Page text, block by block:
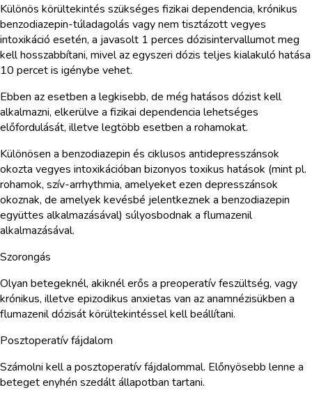
Különös körültekintés szükséges fizikai dependencia, krónikus
benzodiazepin-túladagolás vagy nem tisztázott vegyes
intoxikáció esetén, a javasolt 1 perces dózisintervallumot meg
kell hosszabbítani, mivel az egyszeri dózis teljes kialakuló hatása
10 percet is igénybe vehet.
Ebben az esetben a legkisebb, de még hatásos dózist kell
alkalmazni, elkerülve a fizikai dependencia lehetséges
előfordulását, illetve legtöbb esetben a rohamokat.
Különösen a benzodiazepin és ciklusos antidepresszánsok
okozta vegyes intoxikációban bizonyos toxikus hatások (mint pl.
rohamok, szív-arrhythmia, amelyeket ezen depresszánsok
okoznak, de amelyek kevésbé jelentkeznek a benzodiazepin
együttes alkalmazásával) súlyosbodnak a flumazenil
alkalmazásával.
Szorongás
Olyan betegeknél, akiknél erős a preoperatív feszültség, vagy
krónikus, illetve epizodikus anxietas van az anamnézisükben a
flumazenil dózisát körültekintéssel kell beállítani.
Posztoperatív fájdalom
Számolni kell a posztoperatív fájdalommal. Előnyösebb lenne a
beteget enyhén szedált állapotban tartani.